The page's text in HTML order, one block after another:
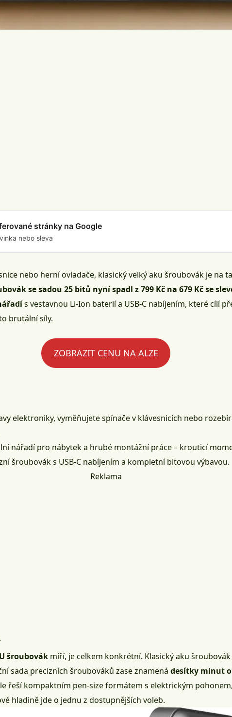
stránky na Google
nebo sleva
nebo herní ovladače, klasický velký aku šroubovák je na
se sadou 25 bitů nyní spadl z 799 Kč na 679 Kč se
s vestavnou Li-Ion baterií a USB-C nabíjením, které cílí
brutální síly.
ZOBRAZIT CENU NA ALZE
elektroniky, vyměňujete spínače v klávesnicích nebo
nářadí pro nábytek a hrubé montážní práce – krouticí
šroubovák s USB-C nabíjením a kompletní bitovou výbavou.
Reklama
šroubovák míří, je celkem konkrétní. Klasický aku šroubovák
sada precizních šroubováků zase znamená desítky minut
řeší kompaktním pen-size formátem s elektrickým
hladině jde o jednu z dostupnějších voleb.